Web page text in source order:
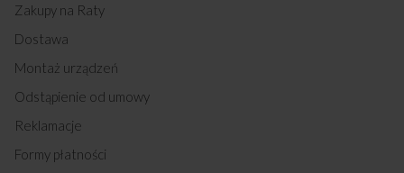
Zakupy na Raty
Dostawa
Montaż urządzeń
Odstąpienie od umowy
Reklamacje
Formy płatności